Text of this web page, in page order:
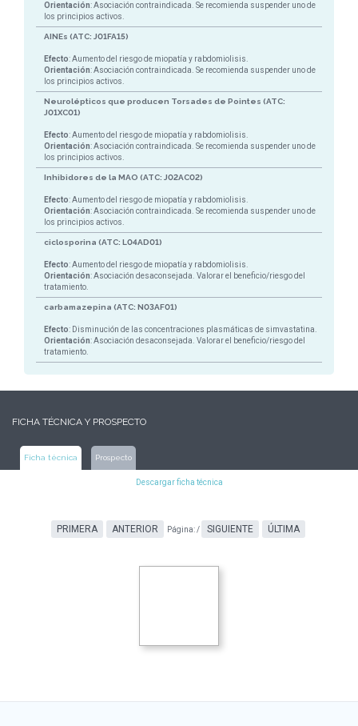
Orientación: Asociación contraindicada. Se recomienda suspender uno de
los principios activos.
AINEs (ATC: J01FA15)
Efecto: Aumento del riesgo de miopatía y rabdomiolisis.
Orientación: Asociación contraindicada. Se recomienda suspender uno de
los principios activos.
Neurolépticos que producen Torsades de Pointes (ATC:
J01XC01)
Efecto: Aumento del riesgo de miopatía y rabdomiolisis.
Orientación: Asociación contraindicada. Se recomienda suspender uno de
los principios activos.
Inhibidores de la MAO (ATC: J02AC02)
Efecto: Aumento del riesgo de miopatía y rabdomiolisis.
Orientación: Asociación contraindicada. Se recomienda suspender uno de
los principios activos.
ciclosporina (ATC: L04AD01)
Efecto: Aumento del riesgo de miopatía y rabdomiolisis.
Orientación: Asociación desaconsejada. Valorar el beneficio/riesgo del
tratamiento.
carbamazepina (ATC: N03AF01)
Efecto: Disminución de las concentraciones plasmáticas de simvastatina.
Orientación: Asociación desaconsejada. Valorar el beneficio/riesgo del
tratamiento.
FICHA TÉCNICA Y PROSPECTO
Ficha técnica Prospecto
Descargar ficha técnica
PRIMERA ANTERIOR Página:/ SIGUIENTE ÚLTIMA